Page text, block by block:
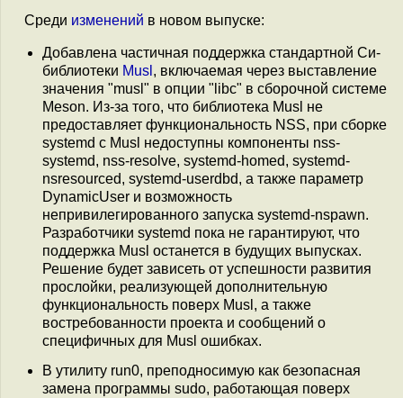
Среди изменений в новом выпуске:
Добавлена частичная поддержка стандартной Си-
библиотеки Musl , включаемая через выставление
значения "musl" в опции "libc" в сборочной системе
Meson. Из-за того, что библиотека Musl не
предоставляет функциональность NSS, при сборке
systemd с Musl недоступны компоненты nss-
systemd, nss-resolve, systemd-homed, systemd-
nsresourced, systemd-userdbd, а также параметр
DynamicUser и возможность
непривилегированного запуска systemd-nspawn.
Разработчики systemd пока не гарантируют, что
поддержка Musl останется в будущих выпусках.
Решение будет зависеть от успешности развития
прослойки, реализующей дополнительную
функциональность поверх Musl, а также
востребованности проекта и сообщений о
специфичных для Musl ошибках.
В утилиту run0, преподносимую как безопасная
замена программы sudo, работающая поверх